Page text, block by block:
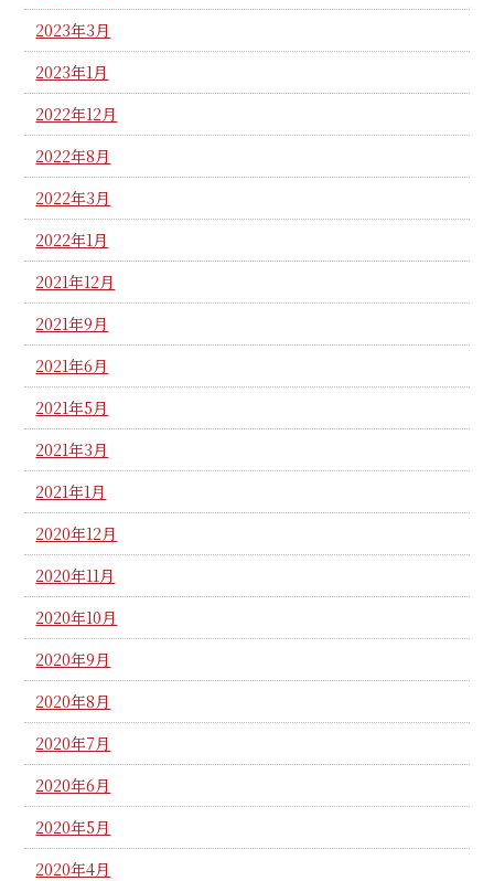
2023年3月
2023年1月
2022年12月
2022年8月
2022年3月
2022年1月
2021年12月
2021年9月
2021年6月
2021年5月
2021年3月
2021年1月
2020年12月
2020年11月
2020年10月
2020年9月
2020年8月
2020年7月
2020年6月
2020年5月
2020年4月